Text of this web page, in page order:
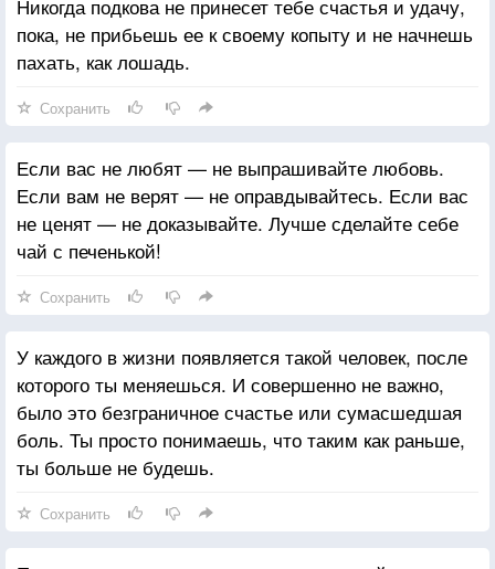
Никогда подкова не принесет тебе счастья и удачу,
пока, не прибьешь ее к своему копыту и не начнешь
пахать, как лошадь.
Сохранить
Если вас не любят — не выпрашивайте любовь.
Если вам не верят — не оправдывайтесь. Если вас
не ценят — не доказывайте. Лучше сделайте себе
чай с печенькой!
Сохранить
У каждого в жизни появляется такой человек, после
которого ты меняешься. И совершенно не важно,
было это безграничное счастье или сумасшедшая
боль. Ты просто понимаешь, что таким как раньше,
ты больше не будешь.
Сохранить